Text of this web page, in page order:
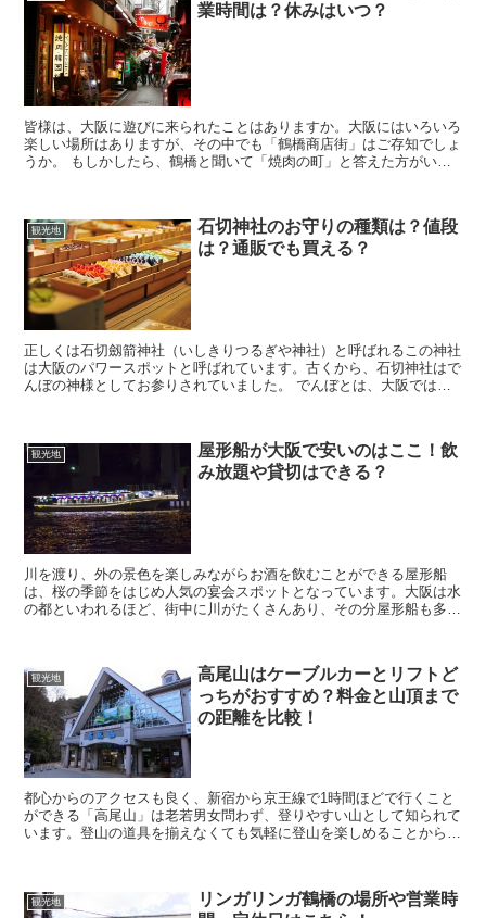
業時間は？休みはいつ？
皆様は、大阪に遊びに来られたことはありますか。大阪にはいろいろ
楽しい場所はありますが、その中でも「鶴橋商店街」はご存知でしょ
うか。 もしかしたら、鶴橋と聞いて「焼肉の町」と答えた方がいら
観光地
石切神社のお守りの種類は？値段
は？通販でも買える？
正しくは石切劔箭神社（いしきりつるぎや神社）と呼ばれるこの神社
は大阪のパワースポットと呼ばれています。古くから、石切神社はで
んぼの神様としてお参りされていました。 でんぼとは、大阪ではで
観光地
屋形船が大阪で安いのはここ！飲
み放題や貸切はできる？
川を渡り、外の景色を楽しみながらお酒を飲むことができる屋形船
は、桜の季節をはじめ人気の宴会スポットとなっています。大阪は水
の都といわれるほど、街中に川がたくさんあり、その分屋形船も多い
観光地
高尾山はケーブルカーとリフトど
っちがおすすめ？料金と山頂まで
の距離を比較！
都心からのアクセスも良く、新宿から京王線で1時間ほどで行くこと
ができる「高尾山」は老若男女問わず、登りやすい山として知られて
います。登山の道具を揃えなくても気軽に登山を楽しめることから、
観光地
リンガリンガ鶴橋の場所や営業時